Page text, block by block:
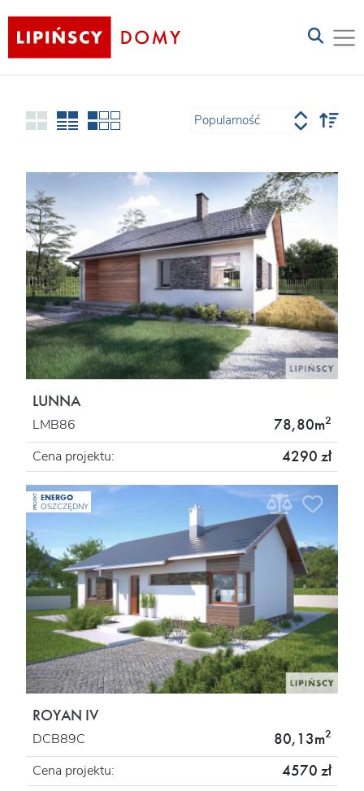
LUNNA
LMB86 78,80m2
Cena projektu: 4290 zł
PROJEKT ENERGO
OSZCZĘDNY
ROYAN IV
DCB89C 80,13m2
Cena projektu: 4570 zł